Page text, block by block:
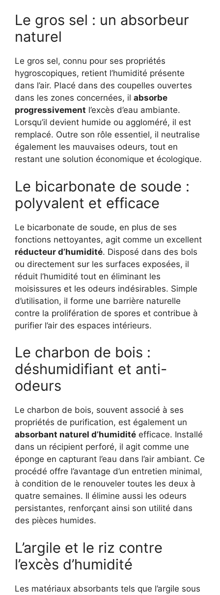
Le gros sel : un absorbeur
naturel
Le gros sel, connu pour ses propriétés
hygroscopiques, retient l’humidité présente
dans l’air. Placé dans des coupelles ouvertes
dans les zones concernées, il absorbe
progressivement l’excès d’eau ambiante.
Lorsqu’il devient humide ou aggloméré, il est
remplacé. Outre son rôle essentiel, il neutralise
également les mauvaises odeurs, tout en
restant une solution économique et écologique.
Le bicarbonate de soude :
polyvalent et efficace
Le bicarbonate de soude, en plus de ses
fonctions nettoyantes, agit comme un excellent
réducteur d’humidité. Disposé dans des bols
ou directement sur les surfaces exposées, il
réduit l’humidité tout en éliminant les
moisissures et les odeurs indésirables. Simple
d’utilisation, il forme une barrière naturelle
contre la prolifération de spores et contribue à
purifier l’air des espaces intérieurs.
Le charbon de bois :
déshumidifiant et anti-
odeurs
Le charbon de bois, souvent associé à ses
propriétés de purification, est également un
absorbant naturel d’humidité efficace. Installé
dans un récipient perforé, il agit comme une
éponge en capturant l’eau dans l’air ambiant. Ce
procédé offre l’avantage d’un entretien minimal,
à condition de le renouveler toutes les deux à
quatre semaines. Il élimine aussi les odeurs
persistantes, renforçant ainsi son utilité dans
des pièces humides.
L’argile et le riz contre
l’excès d’humidité
Les matériaux absorbants tels que l’argile sous